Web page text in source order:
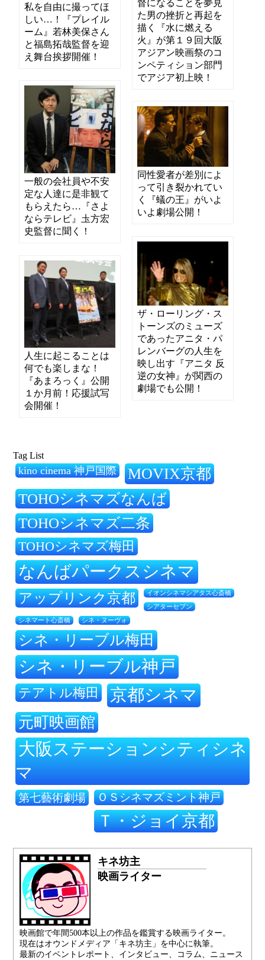
私を自由に撮ってほ
しい…！『プレイル
ーム』若林美保さん
と福島拓哉監督を迎
え舞台挨拶開催！
督になることを夢見
た男の挫折と再起を
描く『水に燃える
火』が第１９回大阪
アジアン映画祭のコ
ンペティション部門
でアジア初上映！
一般の会社員や不安
定な人達に是非観て
もらえたら…『さよ
ならテレビ』圡方宏
史監督に聞く！
同性愛者が差別によ
って引き裂かれてい
く『蟻の王』がいよ
いよ劇場公開！
ザ・ローリング・ス
トーンズのミューズ
であったアニタ・パ
レンバーグの人生を
映し出す『アニタ 反
逆の女神』が関西の
劇場でも公開！
人生に起こることは
何でも楽しまな！
『あまろっく』公開
１か月前！応援試写
会開催！
Tag List
kino cinema 神戸国際 MOVIX京都
TOHOシネマズなんば
TOHOシネマズ二条
TOHOシネマズ梅田
なんばパークスシネマ
アップリンク京都 イオンシネマシアタス心斎橋
シアターセブン
シネマート心斎橋 シネ・ヌーヴォ
シネ・リーブル梅田
シネ・リーブル神戸
テアトル梅田 京都シネマ
元町映画館
大阪ステーションシティシネ
マ
第七藝術劇場 ＯＳシネマズミント神戸
Ｔ・ジョイ京都
キネ坊主
映画ライター
映画館で年間500本以上の作品を鑑賞する映画ライター。
現在はオウンドメディア「キネ坊主」を中心に執筆。
最新のイベントレポート、インタビュー、コラム、ニュース